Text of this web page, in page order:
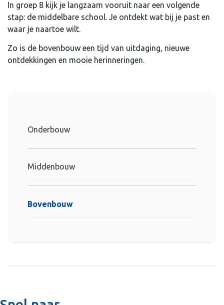
In groep 8 kijk je langzaam vooruit naar een volgende
stap: de middelbare school. Je ontdekt wat bij je past en
waar je naartoe wilt.
Zo is de bovenbouw een tijd van uitdaging, nieuwe
ontdekkingen en mooie herinneringen.
Onderbouw
Middenbouw
Bovenbouw